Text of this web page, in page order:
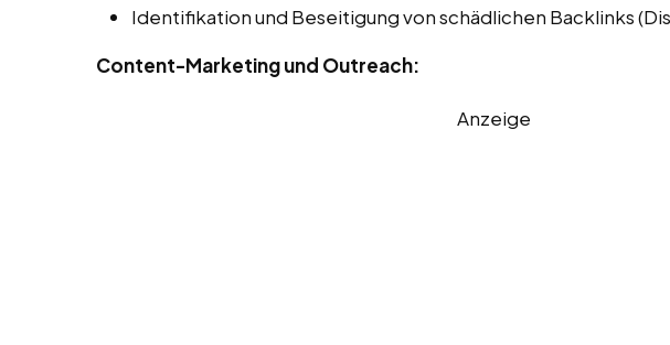
Identifikation und Beseitigung von schädlichen Backlinks
Content-Marketing und Outreach:
Anzeige